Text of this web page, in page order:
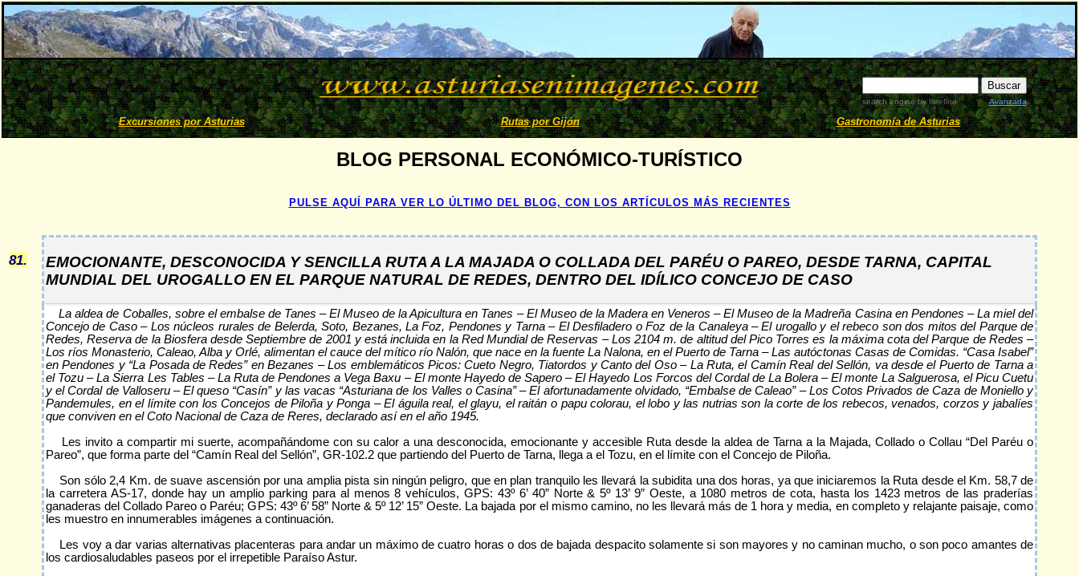
search engine byfreefind Avanzada
Excursiones por Asturias Rutas por Gijón Gastronomía de Asturias
BLOG PERSONAL ECONÓMICO-TURÍSTICO
PULSE AQUÍ PARA VER LO ÚLTIMO DEL BLOG, CON LOS ARTÍCULOS MÁS RECIENTES
81.
EMOCIONANTE, DESCONOCIDA Y SENCILLA RUTA A LA MAJADA O COLLADA DEL PARÉU O PAREO, DESDE TARNA, CAPITAL
MUNDIAL DEL UROGALLO EN EL PARQUE NATURAL DE REDES, DENTRO DEL IDÍLICO CONCEJO DE CASO
La aldea de Coballes, sobre el embalse de Tanes – El Museo de la Apicultura en Tanes – El Museo de la Madera en Veneros – El Museo de la Madreña Casina en Pendones – La miel del
Concejo de Caso – Los núcleos rurales de Belerda, Soto, Bezanes, La Foz, Pendones y Tarna – El Desfiladero o Foz de la Canaleya – El urogallo y el rebeco son dos mitos del Parque de
Redes, Reserva de la Biosfera desde Septiembre de 2001 y está incluida en la Red Mundial de Reservas – Los 2104 m. de altitud del Pico Torres es la máxima cota del Parque de Redes –
Los ríos Monasterio, Caleao, Alba y Orlé, alimentan el cauce del mítico río Nalón, que nace en la fuente La Nalona, en el Puerto de Tarna – Las autóctonas Casas de Comidas. “Casa Isabel”
en Pendones y “La Posada de Redes” en Bezanes – Los emblemáticos Picos: Cueto Negro, Tiatordos y Canto del Oso – La Ruta, el Camín Real del Sellón, va desde el Puerto de Tarna a
el Tozu – La Sierra Les Tables – La Ruta de Pendones a Vega Baxu – El monte Hayedo de Sapero – El Hayedo Los Forcos del Cordal de La Bolera – El monte La Salguerosa, el Picu Cuetu
y el Cordal de Valloseru – El queso “Casín” y las vacas “Asturiana de los Valles o Casina” – El afortunadamente olvidado, “Embalse de Caleao” – Los Cotos Privados de Caza de Moniello y
Pandemules, en el límite con los Concejos de Piloña y Ponga – El águila real, el glayu, el raitán o papu colorau, el lobo y las nutrias son la corte de los rebecos, venados, corzos y jabalíes
que conviven en el Coto Nacional de Caza de Reres, declarado así en el año 1945.
Les invito a compartir mi suerte, acompañándome con su calor a una desconocida, emocionante y accesible Ruta desde la aldea de Tarna a la Majada, Collado o Collau “Del Paréu o
Pareo”, que forma parte del “Camín Real del Sellón”, GR-102.2 que partiendo del Puerto de Tarna, llega a el Tozu, en el límite con el Concejo de Piloña.
Son sólo 2,4 Km. de suave ascensión por una amplia pista sin ningún peligro, que en plan tranquilo les llevará la subidita una dos horas, ya que iniciaremos la Ruta desde el Km. 58,7 de
la carretera AS-17, donde hay un amplio parking para al menos 8 vehículos, GPS: 43º 6’ 40” Norte & 5º 13’ 9” Oeste, a 1080 metros de cota, hasta los 1423 metros de las praderías
ganaderas del Collado Pareo o Paréu; GPS: 43º 6’ 58” Norte & 5º 12’ 15” Oeste. La bajada por el mismo camino, no les llevará más de 1 hora y media, en completo y relajante paisaje, como
les muestro en innumerables imágenes a continuación.
Les voy a dar varias alternativas placenteras para andar un máximo de cuatro horas o dos de bajada despacito solamente si son mayores y no caminan mucho, o son poco amantes de
los cardiosaludables paseos por el irrepetible Paraíso Astur.